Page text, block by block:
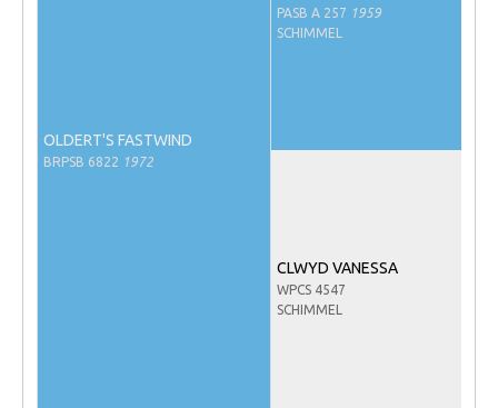
Informatie aan je paard of pony toevoegen
Informatie veulen registratie
OLDERT'S FASTWIND
BRPSB 6822 1972
PASB A 257 1959
SCHIMMEL
CLWYD VANESSA
WPCS 4547
SCHIMMEL